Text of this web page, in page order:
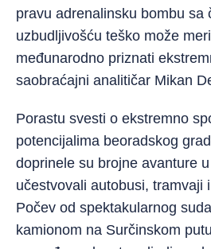
pravu adrenalinsku bombu sa
uzbudljivošću teško može
međunarodno priznati
saobraćajni analitičar Mikan
Porastu svesti o ekstremno
potencijalima beoradskog
doprinele su brojne avanture
učestvovali autobusi, tramvaji
Počev od spektakularnog
kamionom na Surčinskom